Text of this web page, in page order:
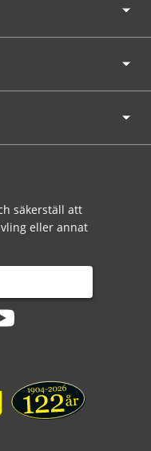
säkerställ att
eller annat